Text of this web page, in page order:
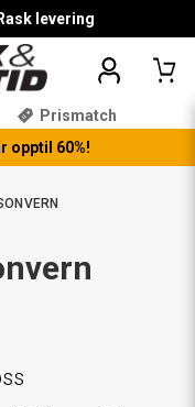
levering
Prismatch
opptil 60%!